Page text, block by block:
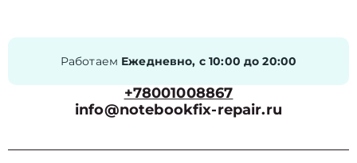
Работаем Ежедневно, с 10:00 до 20:00
+78001008867
info@notebookfix-repair.ru